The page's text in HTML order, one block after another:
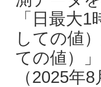
「日最大
しての値
ての値）
（2025年8